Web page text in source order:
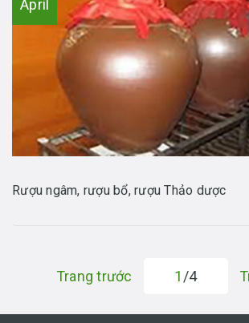
April
Rượu ngâm, rượu bổ, rượu Thảo dược
Trang trước 1 /4